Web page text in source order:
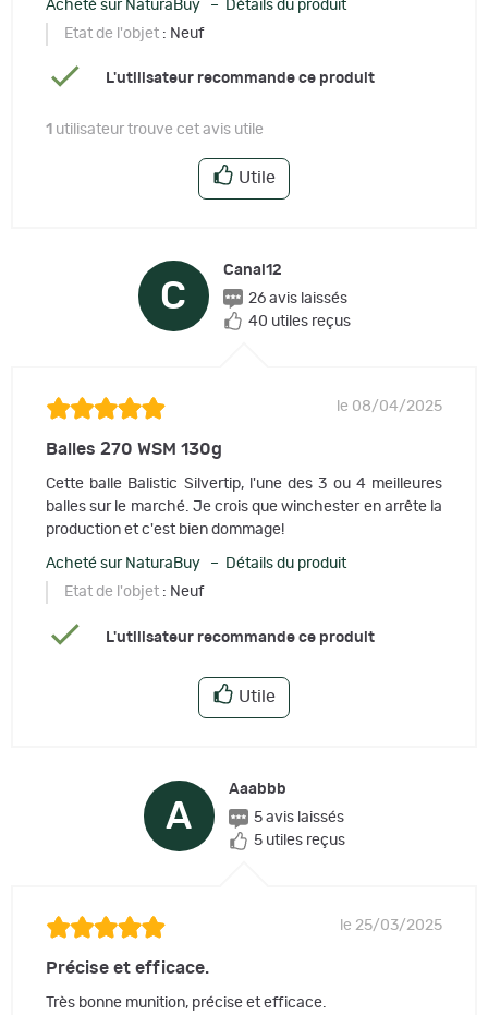
Acheté sur NaturaBuy – Détails du produit
Etat de l'objet : Neuf
L'utilisateur recommande ce produit
1 utilisateur trouve cet avis utile
Utile
C
Canal12
26 avis laissés
40 utiles reçus
le 08/04/2025
Balles 270 WSM 130g
Cette balle Balistic Silvertip, l'une des 3 ou 4 meilleures
balles sur le marché. Je crois que winchester en arrête la
production et c'est bien dommage!
Acheté sur NaturaBuy – Détails du produit
Etat de l'objet : Neuf
L'utilisateur recommande ce produit
Utile
A
Aaabbb
5 avis laissés
5 utiles reçus
le 25/03/2025
Précise et efficace.
Très bonne munition, précise et efficace.